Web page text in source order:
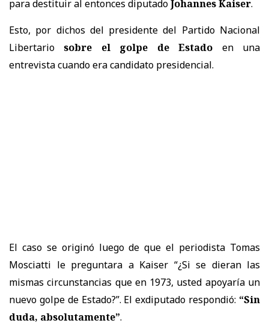
para destituir al entonces diputadoJohannes Kaiser.
Esto, por dichos del presidente del Partido Nacional
Libertario sobre el golpe de Estado en una
entrevista cuando era candidato presidencial.
El caso se originó luego de que el periodista Tomas
Mosciatti le preguntara a Kaiser “¿Si se dieran las
mismas circunstancias que en 1973, usted apoyaría un
nuevo golpe de Estado?”. El exdiputado respondió: “Sin
duda, absolutamente”.